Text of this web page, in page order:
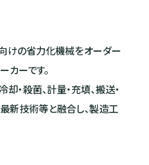
けの省力化機械をオーダー
カーです。
・殺菌、計量・充填、搬送・
新技術等と融合し、製造工